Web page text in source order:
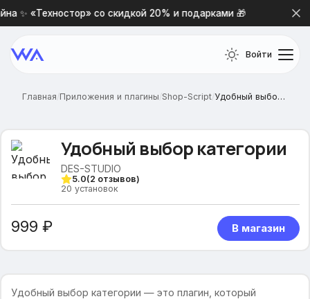
✨ «Техностор» со скидкой 20% и подарками 🎁
Войти
Главная/Приложения и плагины/Shop-Script/ Удобный выбор категории
Удобный выбор категории
DES-STUDIO
5.0(2 отзывов)
20 установок
999 ₽ В магазин
Удобный выбор категории — это плагин, который